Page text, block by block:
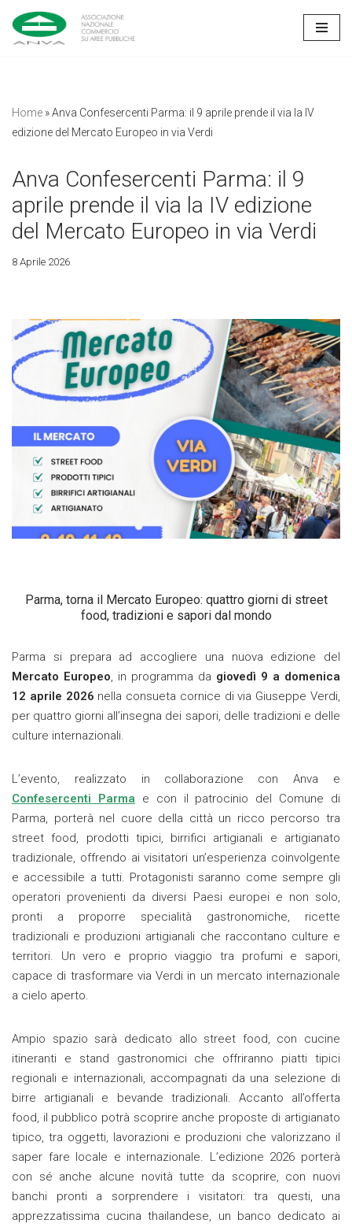
Vai
Home »Anva Confesercenti Parma: il 9 aprile prende il via la IV
edizione del Mercato Europeo in via Verdi
Anva Confesercenti Parma: il 9
aprile prende il via la IV edizione
del Mercato Europeo in via Verdi
8 Aprile 2026
Parma, torna il Mercato Europeo: quattro giorni di street
food, tradizioni e sapori dal mondo
Parma si prepara ad accogliere una nuova edizione del
Mercato Europeo , in programma da giovedì 9 a domenica
12 aprile 2026 nella consueta cornice di via Giuseppe Verdi,
per quattro giorni all’insegna dei sapori, delle tradizioni e delle
culture internazionali.
L’evento, realizzato in collaborazione con Anva e
Confesercenti Parma e con il patrocinio del Comune di
Parma, porterà nel cuore della città un ricco percorso tra
street food, prodotti tipici, birrifici artigianali e artigianato
tradizionale, offrendo ai visitatori un’esperienza coinvolgente
e accessibile a tutti. Protagonisti saranno come sempre gli
operatori provenienti da diversi Paesi europei e non solo,
pronti a proporre specialità gastronomiche, ricette
tradizionali e produzioni artigianali che raccontano culture e
territori. Un vero e proprio viaggio tra profumi e sapori,
capace di trasformare via Verdi in un mercato internazionale
a cielo aperto.
Ampio spazio sarà dedicato allo street food, con cucine
itineranti e stand gastronomici che offriranno piatti tipici
regionali e internazionali, accompagnati da una selezione di
birre artigianali e bevande tradizionali. Accanto all’offerta
food, il pubblico potrà scoprire anche proposte di artigianato
tipico, tra oggetti, lavorazioni e produzioni che valorizzano il
saper fare locale e internazionale. L’edizione 2026 porterà
con sé anche alcune novità tutte da scoprire, con nuovi
banchi pronti a sorprendere i visitatori: tra questi, una
apprezzatissima cucina thailandese, un banco dedicato ai